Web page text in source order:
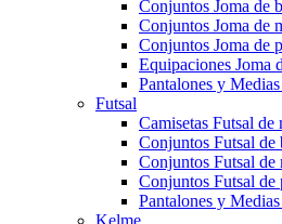
Conjuntos Joma de
Conjuntos Joma de
Conjuntos Joma de
Equipaciones Joma
Pantalones y Medias
Futsal
Camisetas Futsal de
Conjuntos Futsal de
Conjuntos Futsal de
Conjuntos Futsal de
Pantalones y
Kelme